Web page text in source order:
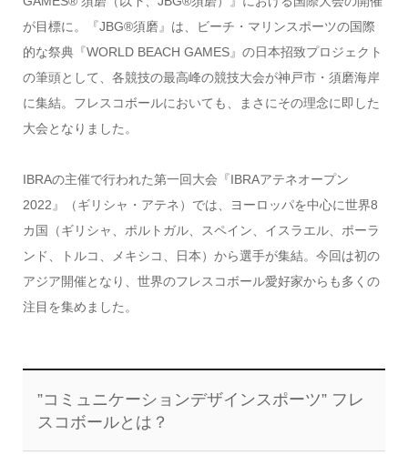
が目標に。
『JBG®須磨』は、ビーチ・マリンスポーツの国際
的な祭典『WORLD BEACH GAMES』の日本招致プロジェクト
の筆頭として、 各競技の最高峰の競技大会が神戸市・須磨海岸
に集結。 フレスコボールにおいても、
まさにその理念に即した
大会となりました。
IBRAの主催で行われた第一回大会『IBRAアテネオープン
2022』（ギリシャ・アテネ）では、
ヨーロッパを中心に世界8
カ国（ギリシャ、ポルトガル、
スペイン、イスラエル、ポーラ
ンド、トルコ、メキシコ、日本） から選手が集結。今回は初の
アジア開催となり、 世界のフレスコボール愛好家からも多くの
注目を集めました。
”コミュニケーションデザインスポーツ” フレ
スコボールとは？